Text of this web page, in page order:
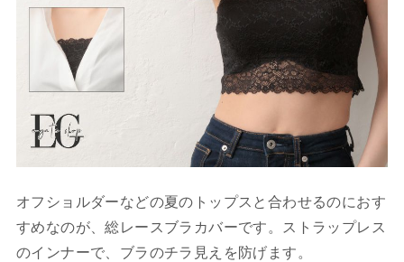
オフショルダーなどの夏のトップスと合わせるのにおす
すめなのが、総レースブラカバーです。ストラップレス
のインナーで、ブラのチラ見えを防げます。